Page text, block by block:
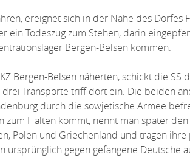
ereignet sich in der Nähe des Dorfes
Todeszug zum Stehen, darin
Bergen-Belsen kommen.
Bergen-Belsen näherten, schickt die SS
Transporte triff dort ein. Die beiden
durch die sowjetische Armee
Halten kommt, nennt man später den
Polen und Griechenland und tragen ihre
ursprünglich gegen gefangene Deutsche